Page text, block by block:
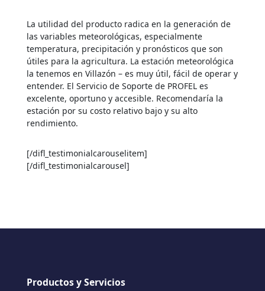
La utilidad del producto radica en la generación de
las variables meteorológicas, especialmente
temperatura, precipitación y pronósticos que son
útiles para la agricultura. La estación meteorológica
la tenemos en Villazón – es muy útil, fácil de operar y
entender. El Servicio de Soporte de PROFEL es
excelente, oportuno y accesible. Recomendaría la
estación por su costo relativo bajo y su alto
rendimiento.
[/difl_testimonialcarouselitem]
[/difl_testimonialcarousel]
Productos y Servicios